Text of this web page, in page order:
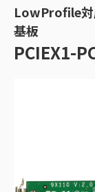
LowProfile対
基板
PCIEX1-